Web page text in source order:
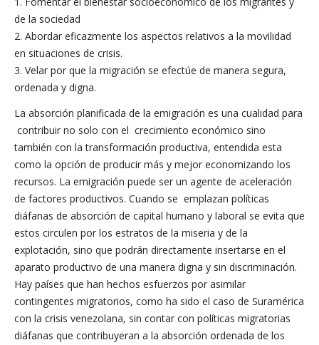
de la sociedad
2. Abordar eficazmente los aspectos relativos a la movilidad
en situaciones de crisis.
3. Velar por que la migración se efectúe de manera segura,
ordenada y digna.
La absorción planificada de la emigración es una cualidad para
contribuir no solo con el crecimiento económico sino
también con la transformación productiva, entendida esta
como la opción de producir más y mejor economizando los
recursos. La emigración puede ser un agente de aceleración
de factores productivos. Cuando se emplazan políticas
diáfanas de absorción de capital humano y laboral se evita que
estos circulen por los estratos de la miseria y de la
explotación, sino que podrán directamente insertarse en el
aparato productivo de una manera digna y sin discriminación.
Hay países que han hechos esfuerzos por asimilar
contingentes migratorios, como ha sido el caso de Suramérica
con la crisis venezolana, sin contar con políticas migratorias
diáfanas que contribuyeran a la absorción ordenada de los